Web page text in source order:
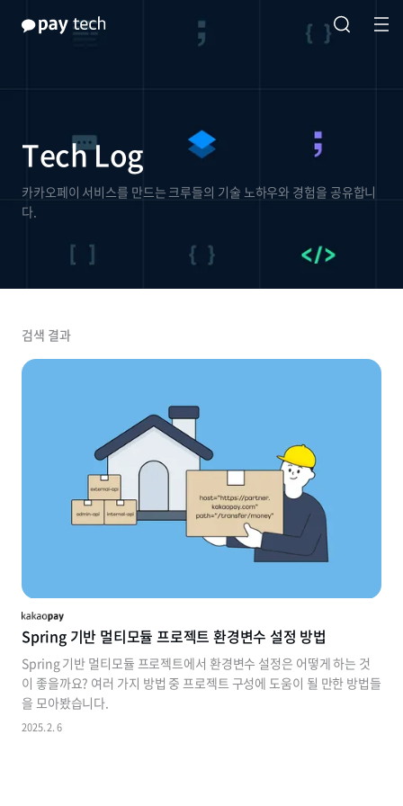
Tech Log
카카오페이 서비스를 만드는 크루들의 기술 노하우와 경험을 공유합니
다.
검색 결과
Spring 기반 멀티모듈 프로젝트 환경변수 설정 방법
Spring 기반 멀티모듈 프로젝트에서 환경변수 설정은 어떻게 하는 것
이 좋을까요? 여러 가지 방법 중 프로젝트 구성에 도움이 될 만한 방법들
을 모아봤습니다.
2025. 2. 6